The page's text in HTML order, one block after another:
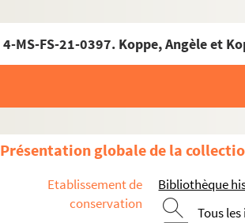
4-MS-FS-21-0397. Koppe, Angèle et
Présentation globale de la
Etablissement de
conservation
Bibliothèque
Tous
Espagne
États-Unis
Finlande
France
B